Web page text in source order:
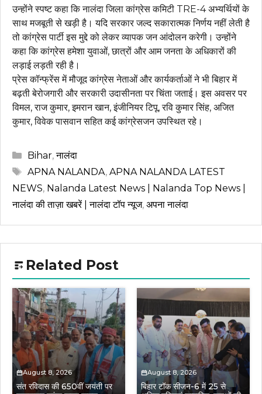
उन्होंने स्पष्ट कहा कि नालंदा जिला कांग्रेस कमिटी TRE-4 अभ्यर्थियों के
साथ मजबूती से खड़ी है। यदि सरकार जल्द सकारात्मक निर्णय नहीं लेती है
तो कांग्रेस पार्टी इस मुद्दे को लेकर व्यापक जन आंदोलन करेगी। उन्होंने
कहा कि कांग्रेस हमेशा युवाओं, छात्रों और आम जनता के अधिकारों की
लड़ाई लड़ती रही है।
प्रेस कॉन्फ्रेंस में मौजूद कांग्रेस नेताओं और कार्यकर्ताओं ने भी बिहार में
बढ़ती बेरोजगारी और सरकारी उदासीनता पर चिंता जताई। इस अवसर पर
विमल, राज कुमार, इमरान खान, इंजीनियर टिपू, रवि कुमार सिंह, अजित
कुमार, विवेक पासवान सहित कई कांग्रेसजन उपस्थित रहे।
Categories
Bihar,नालंदा
Tags
APNA NALANDA, APNA NALANDA LATEST
NEWS, Nalanda Latest News | Nalanda Top News |
नालंदा की ताज़ा खबरें | नालंदा टॉप न्यूज, अपना नालंदा
Related Post
August 8, 2026
संत रविदास की 650वीं जयंती पर
August 8, 2026
बिहार टॉक सीजन-6 में 25 से